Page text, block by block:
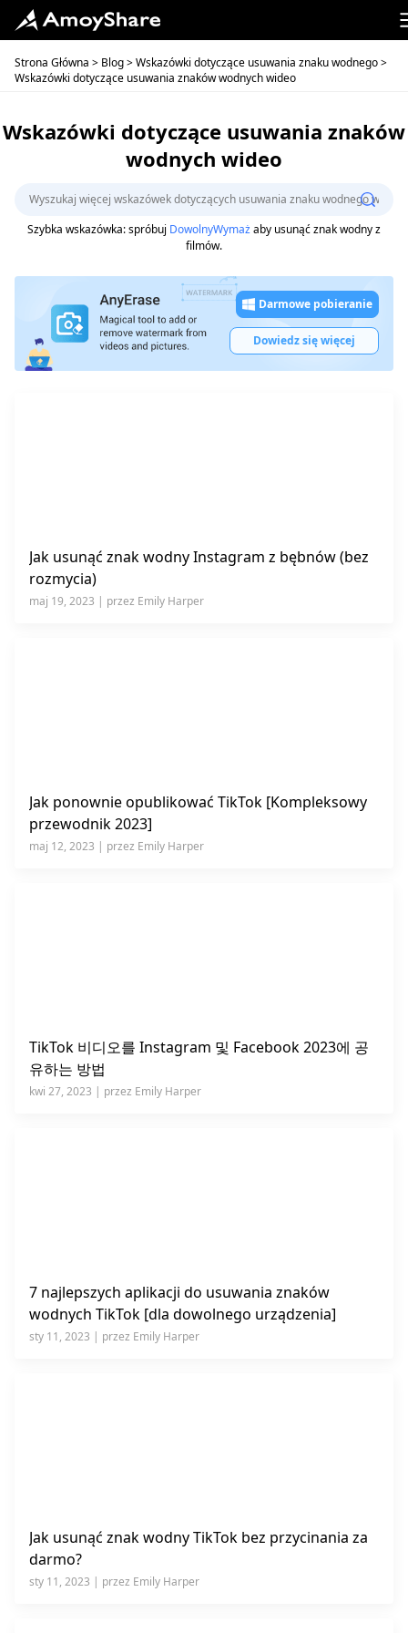
Strona Główna > Blog>Wskazówki dotyczące usuwania znaku wodnego>
Wskazówki dotyczące usuwania znaków wodnych wideo
Wskazówki dotyczące usuwania znaków
wodnych wideo
Szybka wskazówka: spróbuj DowolnyWymażaby usunąć znak wodny z
filmów.
Darmowe pobieranie
Dowiedz się więcej
Jak usunąć znak wodny Instagram z bębnów (bez
rozmycia)
maj 19, 2023 | przez Emily Harper
Jak ponownie opublikować TikTok [Kompleksowy
przewodnik 2023]
maj 12, 2023 | przez Emily Harper
TikTok 비디오를 Instagram 및 Facebook 2023에 공
유하는 방법
kwi 27, 2023 | przez Emily Harper
7 najlepszych aplikacji do usuwania znaków
wodnych TikTok [dla dowolnego urządzenia]
sty 11, 2023 | przez Emily Harper
Jak usunąć znak wodny TikTok bez przycinania za
darmo?
sty 11, 2023 | przez Emily Harper